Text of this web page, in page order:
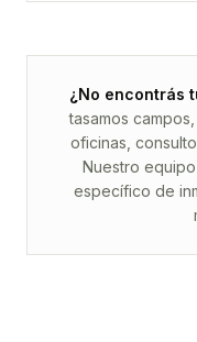
¿No encontrás
tasamos
oficinas,
Nuestro
específico de